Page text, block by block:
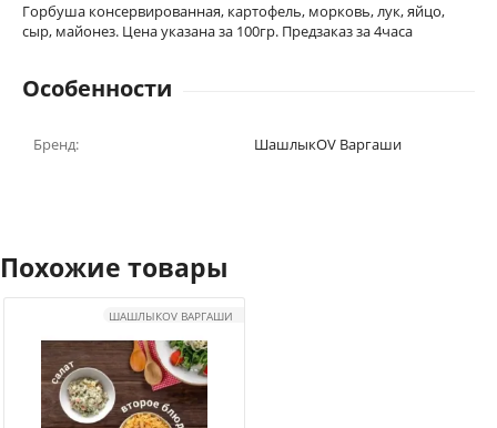
Горбуша консервированная, картофель, морковь, лук, яйцо,
сыр, майонез. Цена указана за 100гр. Предзаказ за 4часа
Особенности
Бренд: ШашлыкOV Варгаши
Похожие товары
ШАШЛЫКOV ВАРГАШИ